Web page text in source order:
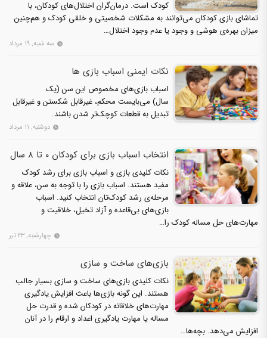
کودک است. درمان‌گران اختلال‌های کودکان، با
تماشای بازی کودکان می‌توانند به مشکلات شخصیتی و خلقی کودک و هم‌چنین
میزان بهره‌ی هوشی و وجود یا عدم وجود اختلال…
سه شنبه, ۱۹ مرداد
نکات ایمنی اسباب بازی ها
اسباب بازی‌های مخصوص این سن (یک
سال) می‌بایست محکم، غیرقابل شکستن و غیرقابل
تبدیل به قطعات کوچک‌تر شدن باشند.
دوشنبه, ۱۱ مرداد
انتخاب اسباب بازی برای کودکان 0 تا 8 سال
نکات کلیدی بازی و اسباب بازی برای رشد کودک
مفید هستند. اسباب بازی را با توجه به سن، علاقه و
مرحله‌ی رشد کودک‌تان انتخاب کنید. اسباب
بازی‌های بی‌قاعده و آزاد تخیل، خلاقیت و
مهارت‌های حل مساله کودک را…
چهارشنبه, ۲۳ تیر
بازی‌های ساخت و سازی
نکات کلیدی بازی‌های ساخت و سازی بسیار جالب
هستند. این گونه بازی‌ها باعث افزایش یادگیری
مهارت‌های خلاقانه در کودکان شده و قدرت حل
مساله یا مهارت یادگیری اعداد و ارقام را در آنان
افزایش می‌دهد. بچه‌ها…